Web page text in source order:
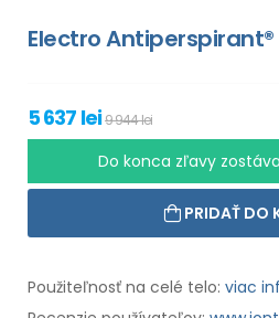
Electro Antiperspirant®
5 637 lei9 944 lei
Do konca zľavy
PRIDAŤ DO
Použiteľnosť na celé telo: viac